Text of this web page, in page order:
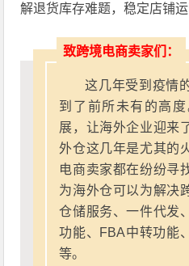
解退货库存难题，稳定店铺运
致跨境电商卖家们：
这几年受到疫情
到了前所未有的高
展，让海外企业迎来
外仓这几年是尤其的
电商卖家都在纷纷寻
为海外仓可以为解决
仓储服务、一件代发
功能、FBA中转功能
等。